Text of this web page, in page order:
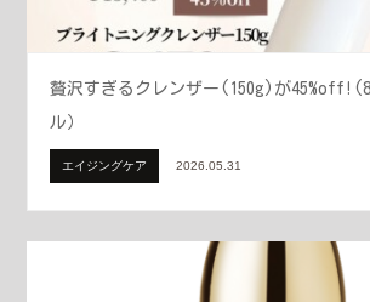
贅沢すぎるクレンザー(150g)が
ル）
エイジングケア 2026.05.31